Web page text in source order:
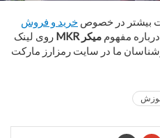
بیشتر در خصوص خرید و فروش
درباره مفهوم میکر MKR
روی لینک
ما در سایت رمزارز مارکت